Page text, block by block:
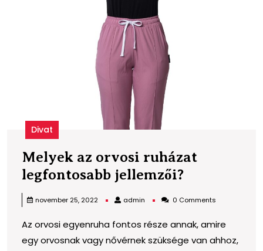
Divat
Melyek az orvosi ruházat
legfontosabb jellemzői?Melyek
ruházat
november 25, 2022 admin admin 0 Comments
Az orvosi egyenruha fontos része annak, amire
egy orvosnak vagy nővérnek szüksége van ahhoz,